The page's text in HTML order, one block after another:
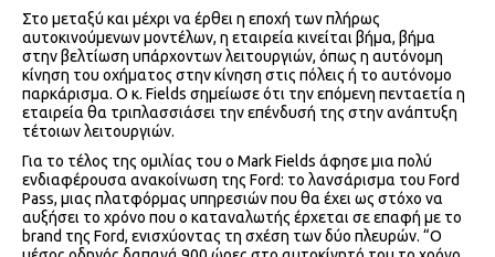
Στο μεταξύ και μέχρι να έρθει η εποχή των πλήρως
αυτοκινούμενων μοντέλων, η εταιρεία κινείται βήμα, βήμα
στην βελτίωση υπάρχοντων λειτουργιών, όπως η αυτόνομη
κίνηση του οχήματος στην κίνηση στις πόλεις ή το αυτόνομο
παρκάρισμα. Ο κ. Fields σημείωσε ότι την επόμενη πενταετία η
εταιρεία θα τριπλασσιάσει την επένδυσή της στην ανάπτυξη
τέτοιων λειτουργιών.
Για το τέλος της ομιλίας του ο Mark Fields άφησε μια πολύ
ενδιαφέρουσα ανακοίνωση της Ford: το λανσάρισμα του Ford
Pass, μιας πλατφόρμας υπηρεσιών που θα έχει ως στόχο να
αυξήσει το χρόνο που ο καταναλωτής έρχεται σε επαφή με το
brand της Ford, ενισχύοντας τη σχέση των δύο πλευρών. “Ο